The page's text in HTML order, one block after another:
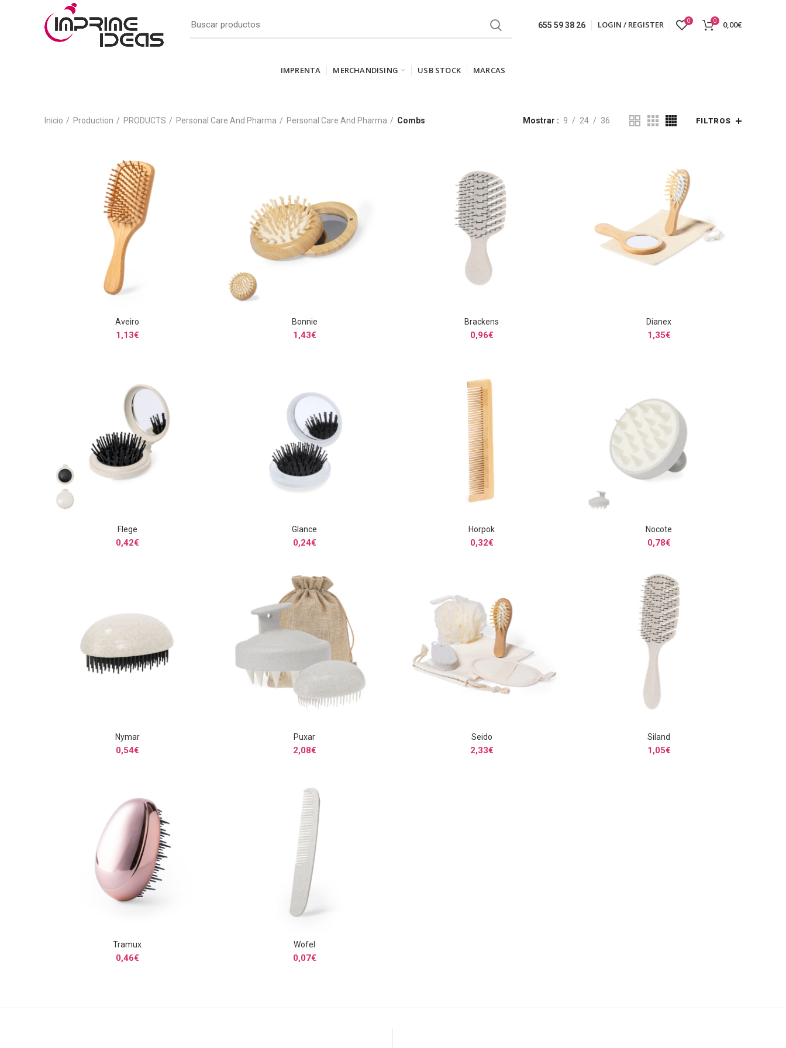
655 59 38 26 LOGIN / REGISTER 0 0 0,00€
IMPRENTA MERCHANDISING USB STOCK MARCAS
Inicio Production PRODUCTS Personal Care And Pharma Personal Care And Pharma Combs Mostrar 9 24 36 FILTROS
SELECCIONAR OPCIONES
Aveiro
1,13€
SELECCIONAR OPCIONES
Bonnie
1,43€
SELECCIONAR OPCIONES
Brackens
0,96€
SELECCIONAR OPCIONES
Dianex
1,35€
SELECCIONAR OPCIONES
Flege
0,42€
SELECCIONAR OPCIONES
Glance
0,24€
SELECCIONAR OPCIONES
Horpok
0,32€
SELECCIONAR OPCIONES
Nocote
0,78€
SELECCIONAR OPCIONES
Nymar
0,54€
SELECCIONAR OPCIONES
Puxar
2,08€
SELECCIONAR OPCIONES
Seido
2,33€
SELECCIONAR OPCIONES
Siland
1,05€
SELECCIONAR OPCIONES
Tramux
0,46€
SELECCIONAR OPCIONES
Wofel
0,07€